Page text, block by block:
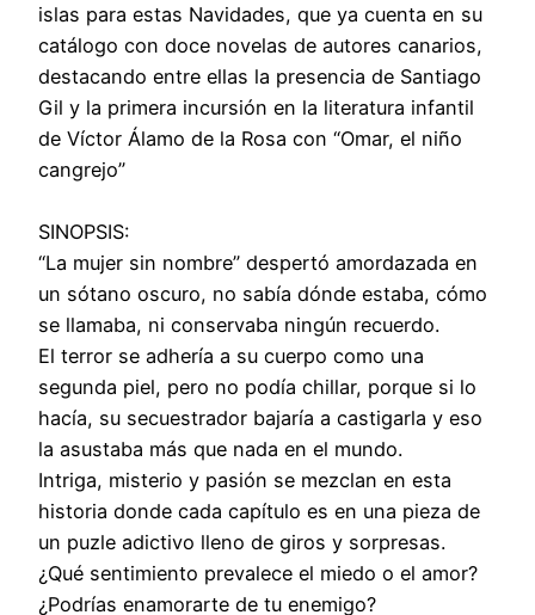
islas para estas Navidades, que ya cuenta en su
catálogo con doce novelas de autores canarios,
destacando entre ellas la presencia de Santiago
Gil y la primera incursión en la literatura infantil
de Víctor Álamo de la Rosa con “Omar, el niño
cangrejo”
SINOPSIS:
“La mujer sin nombre” despertó amordazada en
un sótano oscuro, no sabía dónde estaba, cómo
se llamaba, ni conservaba ningún recuerdo.
El terror se adhería a su cuerpo como una
segunda piel, pero no podía chillar, porque si lo
hacía, su secuestrador bajaría a castigarla y eso
la asustaba más que nada en el mundo.
Intriga, misterio y pasión se mezclan en esta
historia donde cada capítulo es en una pieza de
un puzle adictivo lleno de giros y sorpresas.
¿Qué sentimiento prevalece el miedo o el amor?
¿Podrías enamorarte de tu enemigo?